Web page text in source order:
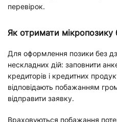
перевірок.
Як отримати мікропозику
Для оформлення позики без
нескладних дій: заповнити
кредиторів і кредитних
відповідають побажанням
відправити заявку.
Враховуються побажання